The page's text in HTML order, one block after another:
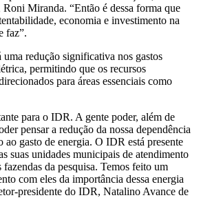
Roni Miranda. “Então é dessa forma que
economia e investimento na
faz”.
uma redução significativa nos gastos
permitindo que os recursos
para áreas essenciais como
para o IDR. A gente poder, além de
pensar a redução da nossa dependência
ao gasto de energia. O IDR está presente
suas unidades municipais de atendimento
da pesquisa. Temos feito um
com eles da importância dessa energia
presidente do IDR, Natalino Avance de